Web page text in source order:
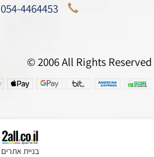
054-4464453
© 2006 All Rights Reserved
בניית אתרים